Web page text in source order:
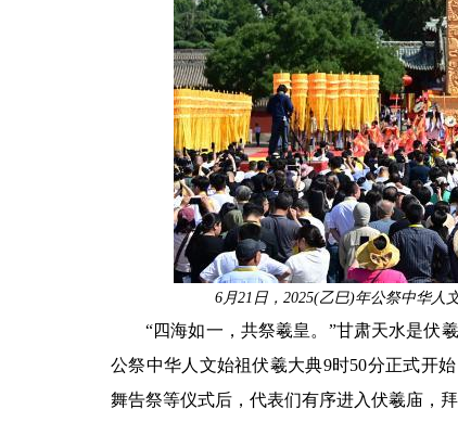
6月21日，2025(乙巳)年公祭中华人
“四海如一，共祭羲皇。”甘肃天水是伏
公祭中华人文始祖伏羲大典9时50分正式开
舞告祭等仪式后，代表们有序进入伏羲庙，